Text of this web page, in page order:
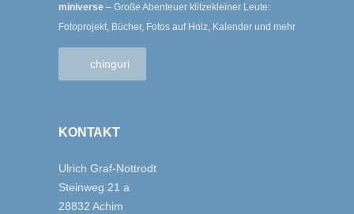
miniverse – Große Abenteuer klitzekleiner Leute:
Fotoprojekt, Bücher, Fotos auf Holz, Kalender und mehr
chinguri
KONTAKT
Ulrich Graf-Nottrodt
Steinweg 21 a
28832 Achim